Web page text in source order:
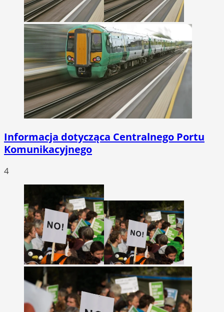
Informacja dotycząca Centralnego Portu
Komunikacyjnego
4